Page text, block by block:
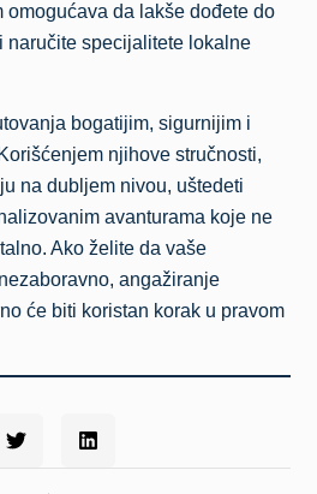
omogućava da lakše dođete do
naručite specijalitete lokalne
bogatijim, sigurnijim i
njihove stručnosti,
na dubljem nivou, uštedeti
avanturama koje ne
Ako želite da vaše
angažiranje
će biti koristan korak u pravom